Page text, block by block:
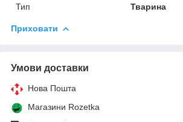
Тип
Тварина
Приховати
Умови доставки
Нова Пошта
Магазини Rozetka